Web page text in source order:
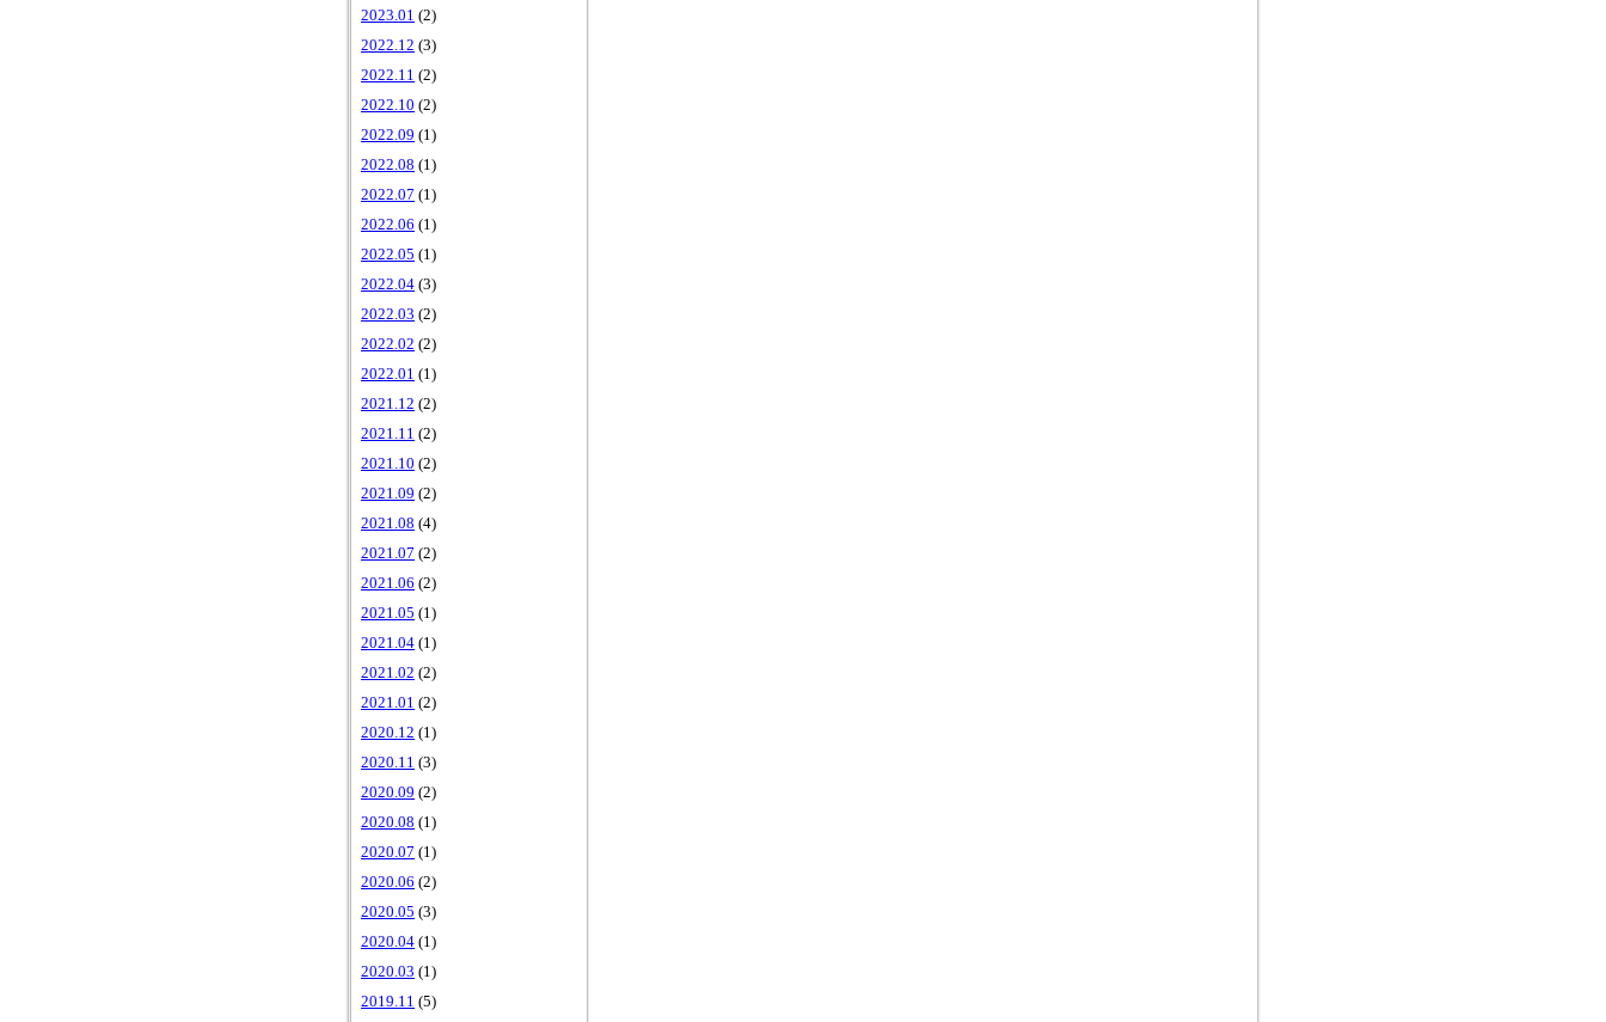
2023.01 (2)
2022.12 (3)
2022.11 (2)
2022.10 (2)
2022.09 (1)
2022.08 (1)
2022.07 (1)
2022.06 (1)
2022.05 (1)
2022.04 (3)
2022.03 (2)
2022.02 (2)
2022.01 (1)
2021.12 (2)
2021.11 (2)
2021.10 (2)
2021.09 (2)
2021.08 (4)
2021.07 (2)
2021.06 (2)
2021.05 (1)
2021.04 (1)
2021.02 (2)
2021.01 (2)
2020.12 (1)
2020.11 (3)
2020.09 (2)
2020.08 (1)
2020.07 (1)
2020.06 (2)
2020.05 (3)
2020.04 (1)
2020.03 (1)
2019.11 (5)